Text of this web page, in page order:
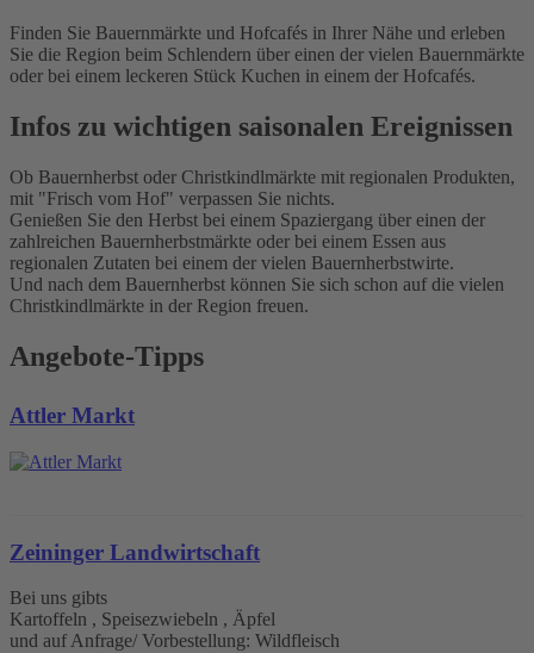
Finden Sie Bauernmärkte und Hofcafés in Ihrer Nähe und erleben
Sie die Region beim Schlendern über einen der vielen Bauernmärkte
oder bei einem leckeren Stück Kuchen in einem der Hofcafés.
Infos zu wichtigen saisonalen Ereignissen
Ob Bauernherbst oder Christkindlmärkte mit regionalen Produkten,
mit "Frisch vom Hof" verpassen Sie nichts.
Genießen Sie den Herbst bei einem Spaziergang über einen der
zahlreichen Bauernherbstmärkte oder bei einem Essen aus
regionalen Zutaten bei einem der vielen Bauernherbstwirte.
Und nach dem Bauernherbst können Sie sich schon auf die vielen
Christkindlmärkte in der Region freuen.
Angebote-Tipps
Attler Markt
Zeininger Landwirtschaft
Bei uns gibts
Kartoffeln , Speisezwiebeln , Äpfel
und auf Anfrage/ Vorbestellung: Wildfleisch